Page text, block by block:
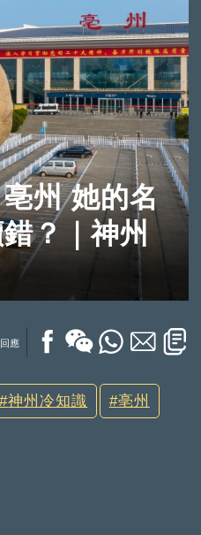
州 她的名
？｜神州
應
神州冷知識 亳州